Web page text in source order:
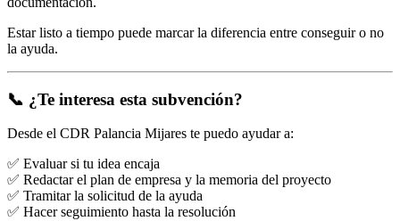
Estar listo a tiempo puede marcar la diferencia entre conseguir o no
la ayuda.
📞 ¿Te interesa esta subvención?
Desde el CDR Palancia Mijares te puedo ayudar a:
✅ Evaluar si tu idea encaja
✅ Redactar el plan de empresa y la memoria del proyecto
✅ Tramitar la solicitud de la ayuda
✅ Hacer seguimiento hasta la resolución